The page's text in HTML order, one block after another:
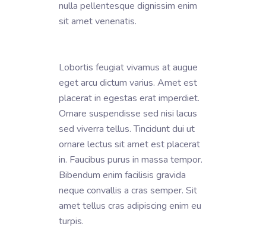
nulla pellentesque dignissim enim
sit amet venenatis.
Lobortis feugiat vivamus at augue
eget arcu dictum varius. Amet est
placerat in egestas erat imperdiet.
Ornare suspendisse sed nisi lacus
sed viverra tellus. Tincidunt dui ut
ornare lectus sit amet est placerat
in. Faucibus purus in massa tempor.
Bibendum enim facilisis gravida
neque convallis a cras semper. Sit
amet tellus cras adipiscing enim eu
turpis.